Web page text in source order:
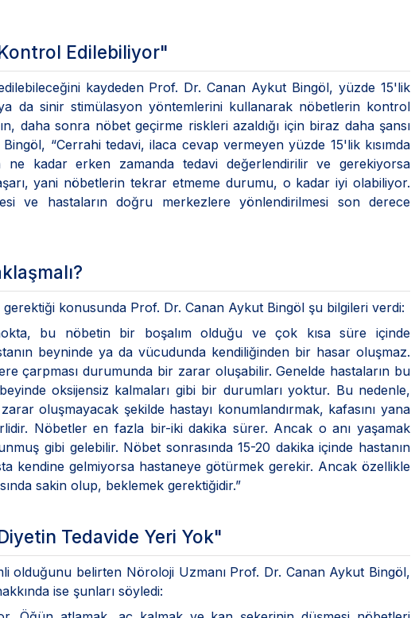
Edilebiliyor"
kaydeden Prof. Dr. Canan Aykut Bingöl, yüzde 15'lik
da sinir stimülasyon yöntemlerini kullanarak nöbetlerin kontrol
daha sonra nöbet geçirme riskleri azaldığı için biraz daha şansı
“Cerrahi tedavi, ilaca cevap vermeyen yüzde 15'lik kısımda
ne kadar erken zamanda tedavi değerlendirilir ve gerekiyorsa
yani nöbetlerin tekrar etmeme durumu, o kadar iyi olabiliyor.
ve hastaların doğru merkezlere yönlendirilmesi son derece
gerektiği konusunda Prof. Dr. Canan Aykut Bingöl şu bilgileri verdi:
bu nöbetin bir boşalım olduğu ve çok kısa süre içinde
beyninde ya da vücudunda kendiliğinden bir hasar oluşmaz.
çarpması durumunda bir zarar oluşabilir. Genelde hastaların bu
oksijensiz kalmaları gibi bir durumları yoktur. Bu nedenle,
oluşmayacak şekilde hastayı konumlandırmak, kafasını yana
Nöbetler en fazla bir-iki dakika sürer. Ancak o anı yaşamak
gibi gelebilir. Nöbet sonrasında 15-20 dakika içinde hastanın
kendine gelmiyorsa hastaneye götürmek gerekir. Ancak özellikle
sakin olup, beklemek gerektiğidir.”
Tedavide Yeri Yok"
olduğunu belirten Nöroloji Uzmanı Prof. Dr. Canan Aykut Bingöl,
ise şunları söyledi: